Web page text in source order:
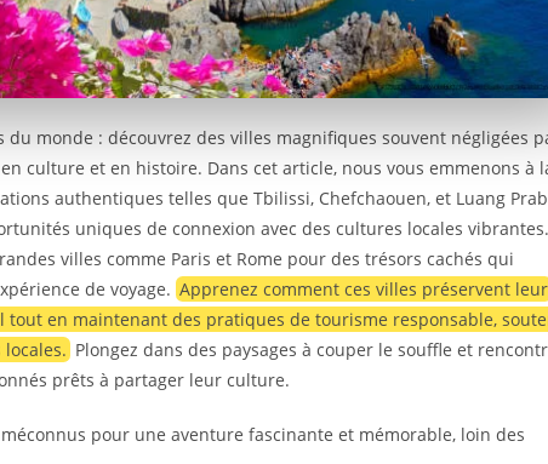
du monde : découvrez des villes magnifiques souvent négligées
culture et en histoire. Dans cet article, nous vous emmenons à
authentiques telles que Tbilissi, Chefchaouen, et Luang
uniques de connexion avec des cultures locales vibrantes.
villes comme Paris et Rome pour des trésors cachés qui
de voyage.Apprenez comment ces villes préservent leur
tout en maintenant des pratiques de tourisme responsable,
Plongez dans des paysages à couper le souffle et
prêts à partager leur culture.
méconnus pour une aventure fascinante et mémorable, loin des